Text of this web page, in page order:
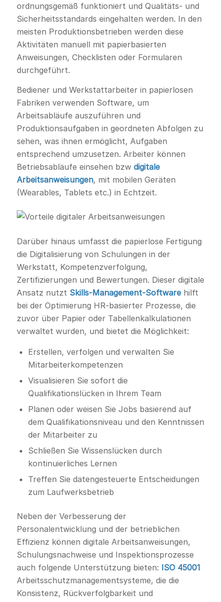
ordnungsgemäß funktioniert und Qualitäts- und
Sicherheitsstandards eingehalten werden. In den
meisten Produktionsbetrieben werden diese
Aktivitäten manuell mit papierbasierten
Anweisungen, Checklisten oder Formularen
durchgeführt.
Bediener und Werkstattarbeiter in papierlosen
Fabriken verwenden Software, um
Arbeitsabläufe auszuführen und
Produktionsaufgaben in geordneten Abfolgen zu
sehen, was ihnen ermöglicht, Aufgaben
entsprechend umzusetzen. Arbeiter können
Betriebsabläufe einsehen bzw digitale
Arbeitsanweisungen, mit mobilen Geräten
(Wearables, Tablets etc.) in Echtzeit.
Darüber hinaus umfasst die papierlose Fertigung
die Digitalisierung von Schulungen in der
Werkstatt, Kompetenzverfolgung,
Zertifizierungen und Bewertungen. Dieser digitale
Ansatz nutzt Skills-Management-Softwarehilft
bei der Optimierung HR-basierter Prozesse, die
zuvor über Papier oder Tabellenkalkulationen
verwaltet wurden, und bietet die Möglichkeit:
Erstellen, verfolgen und verwalten Sie
Mitarbeiterkompetenzen
Visualisieren Sie sofort die
Qualifikationslücken in Ihrem Team
Planen oder weisen Sie Jobs basierend auf
dem Qualifikationsniveau und den Kenntnissen
der Mitarbeiter zu
Schließen Sie Wissenslücken durch
kontinuierliches Lernen
Treffen Sie datengesteuerte Entscheidungen
zum Laufwerksbetrieb
Neben der Verbesserung der
Personalentwicklung und der betrieblichen
Effizienz können digitale Arbeitsanweisungen,
Schulungsnachweise und Inspektionsprozesse
auch folgende Unterstützung bieten: ISO 45001
Arbeitsschutzmanagementsysteme, die die
Konsistenz, Rückverfolgbarkeit und